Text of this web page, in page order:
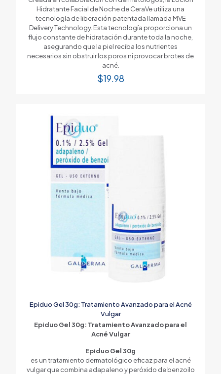
Hidratante Facial de Noche de CeraVe utiliza una
tecnología de liberación patentada llamada MVE
Delivery Technology. Esta tecnología proporciona un
flujo constante de hidratación durante toda la noche,
asegurando que la piel reciba los nutrientes
necesarios sin obstruir los poros ni provocar brotes de
acné.
$19.98
Epiduo Gel 30g: Tratamiento Avanzado para el Acné
Vulgar
Epiduo Gel 30g: Tratamiento Avanzado para el
Acné Vulgar
Epiduo Gel 30g
es un tratamiento dermatológico eficaz para el acné
vulgar que combina adapaleno y peróxido de benzoilo